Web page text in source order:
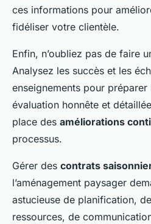
ces informations pour
fidéliser votre clientèle.
Enfin, n’oubliez pas de faire
Analysez les succès et les
enseignements pour
évaluation honnête et
place des améliorations
processus.
Gérer des contrats
l’aménagement paysager
astucieuse de planification,
ressources, de